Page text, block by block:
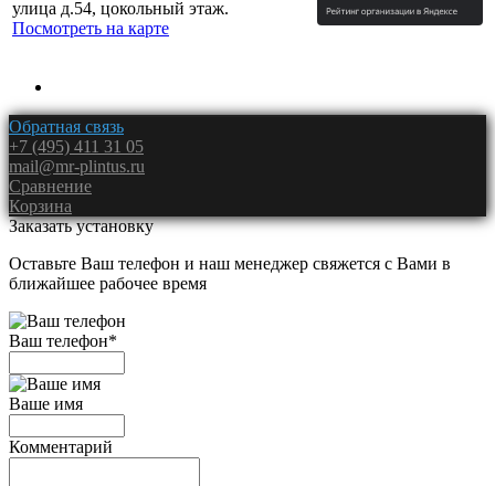
улица д.54, цокольный этаж.
Посмотреть на карте
Обратная связь
+7 (495) 411 31 05
mail@mr-plintus.ru
Сравнение
Корзина
Заказать установку
Оставьте Ваш телефон и наш менеджер свяжется с Вами в
ближайшее рабочее время
Ваш телефон*
Ваше имя
Комментарий